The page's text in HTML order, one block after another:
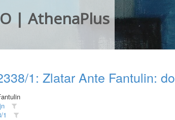
| AthenaPlus
1: Zlatar Ante Fantulin:
1